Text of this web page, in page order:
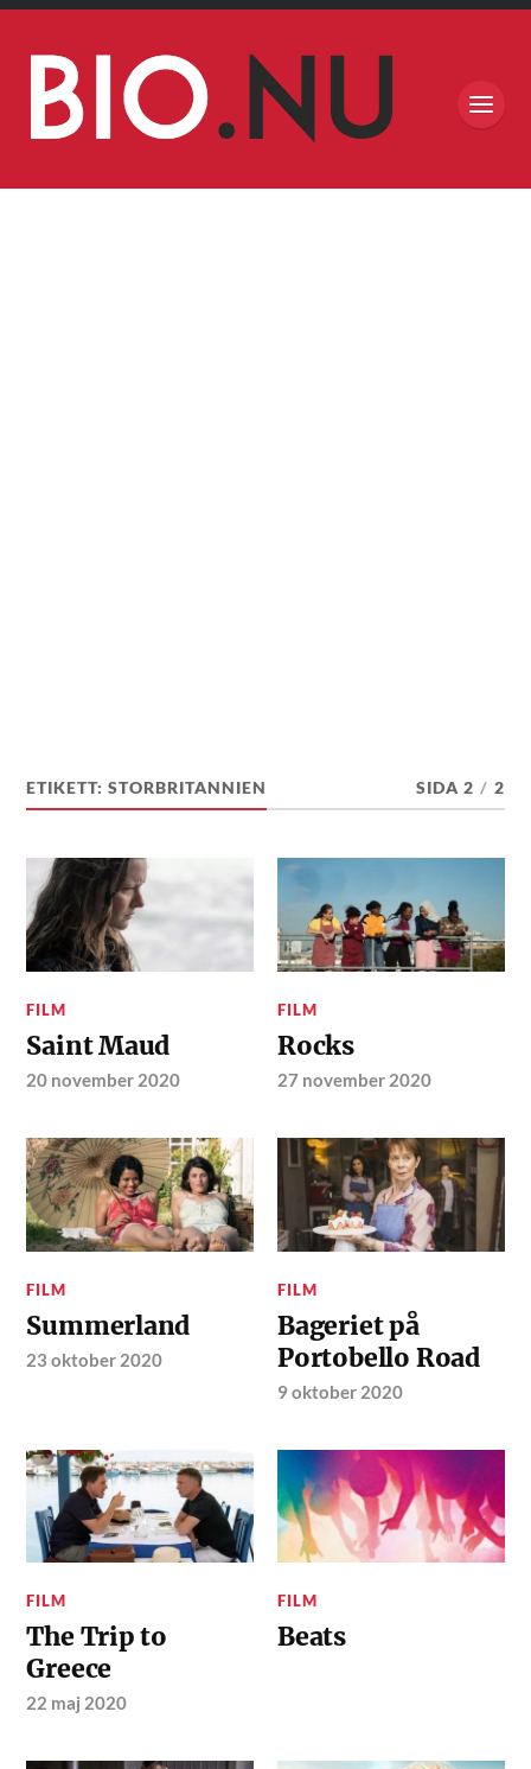
ETIKETT:STORBRITANNIEN SIDA 2 / 2
FILM
Saint Maud
20 november 2020
FILM
Rocks
27 november 2020
FILM
Summerland
23 oktober 2020
FILM
Bageriet på
Portobello Road
9 oktober 2020
FILM
The Trip to
Greece
22 maj 2020
FILM
Beats